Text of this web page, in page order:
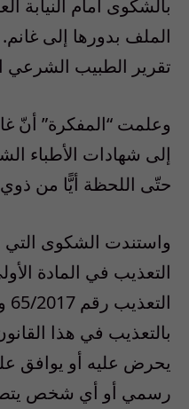
بالشكوى أمام النيابة
الملف بدورها إلى
تقرير الطبيب الشرعي
وعلمت “المفكرة” أنّ
إلى شهادات الأطباء
حتّى اللحظة أيًّا من
واستندت الشكوى التي
التعذيب في المادة
بالتعذيب في هذا
يحرض عليه أو يوافق
رسمي أو أي شخص